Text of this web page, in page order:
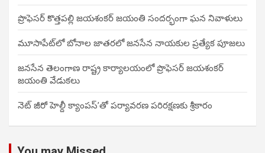
ప్రొఫెసర్ కొత్తపల్లి జయశంకర్ జయంతి సందర్భంగా ఘన నివాళులు
మూసాపేట్‌లో బోనాల జాతరలో జనసేన నాయకుల ప్రత్యేక పూజలు
జనసేన తెలంగాణ రాష్ట్ర కార్యాలయంలో ప్రొఫెసర్ జయశంకర్
జయంతి వేడుకలు
నెట్ జీరో హెల్దీ క్యాంపస్’తో పర్యావరణ పరిరక్షణకు శ్రీకారం